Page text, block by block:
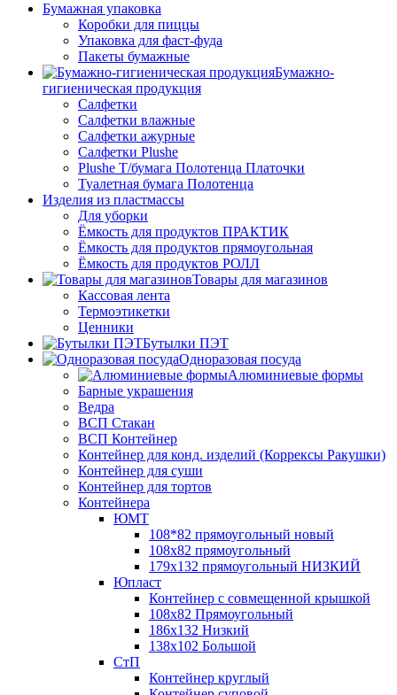
Бумажная упаковка
Коробки для пиццы
Упаковка для фаст-фуда
Пакеты бумажные
Бумажно-
гигиеническая продукция
Салфетки
Салфетки влажные
Салфетки ажурные
Салфетки Plushe
Plushe Т/бумага Полотенца Платочки
Туалетная бумага Полотенца
Изделия из пластмассы
Для уборки
Ёмкость для продуктов ПРАКТИК
Ёмкость для продуктов прямоугольная
Ёмкость для продуктов РОЛЛ
Товары для магазинов
Кассовая лента
Термоэтикетки
Ценники
Бутылки ПЭТ
Одноразовая посуда
Алюминиевые формы
Барные украшения
Ведра
ВСП Стакан
ВСП Контейнер
Контейнер для конд. изделий (Коррексы Ракушки)
Контейнер для суши
Контейнер для тортов
Контейнера
ЮМТ
108*82 прямоугольный новый
108х82 прямоугольный
179х132 прямоугольный НИЗКИЙ
Юпласт
Контейнер с совмещенной крышкой
108х82 Прямоугольный
186х132 Низкий
138х102 Большой
СтП
Контейнер круглый